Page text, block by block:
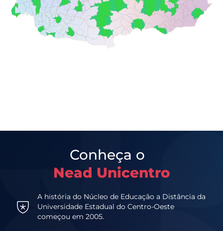
Conheça o
Nead Unicentro
A história do Núcleo de Educação a Distância da
Universidade Estadual do Centro-Oeste
começou em 2005.